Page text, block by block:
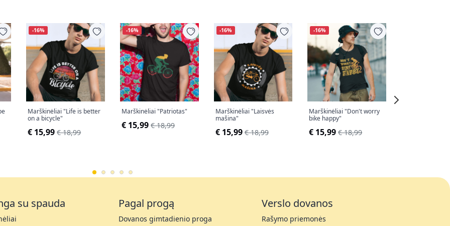
-16%
Marškinėliai "Life is better
on a bicycle"
€ 15,99 € 18,99
-16%
Marškinėliai "Patriotas"
€ 15,99 € 18,99
-16%
Marškinėliai "Laisvės
mašina"
€ 15,99 € 18,99
-16%
Marškinėliai "Don't worry
bike happy"
€ 15,99 € 18,99
su spauda Pagal progą
Dovanos gimtadienio proga
Verslo dovanos
Rašymo priemonės